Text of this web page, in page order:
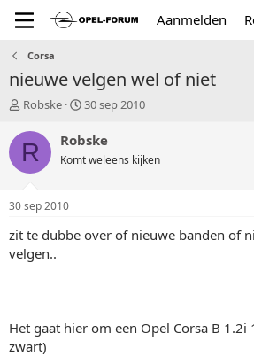
Aanmelden
Corsa
nieuwe velgen wel of niet
T
p
a
r
t
e
Robske
S
a
t
u
30 sep 2010
R Robske
Komt weleens kijken
30 sep 2010
zit te dubbe over of nieuwe banden of
velgen..
Het gaat hier om een Opel Corsa B
zwart)